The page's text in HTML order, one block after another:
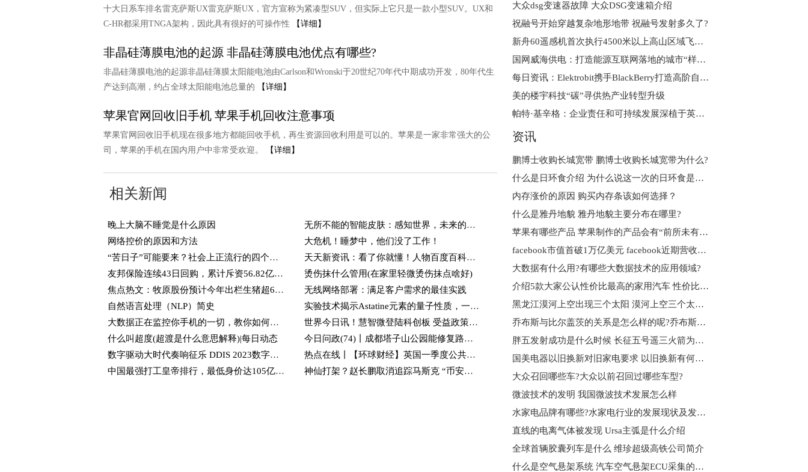
十大日系车排名雷克萨斯UX雷克萨斯UX，官方宣称为紧凑型SUV，但实际上它只是一款小型SUV。UX和
C-HR都采用TNGA架构，因此具有很好的可操作性
【详细】
非晶硅薄膜电池的起源 非晶硅薄膜电池优点有哪些?
非晶硅薄膜电池的起源非晶硅薄膜太阳能电池由Carlson和Wronski于20世纪70年代中期成功开发，80年代生
产达到高潮，约占全球太阳能电池总量的
【详细】
苹果官网回收旧手机 苹果手机回收注意事项
苹果官网回收旧手机现在很多地方都能回收手机，再生资源回收利用是可以的。苹果是一家非常强大的公
司，苹果的手机在国内用户中非常受欢迎。
【详细】
相关新闻
晚上大脑不睡觉是什么原因
无所不能的智能皮肤：感知世界，未来的触觉体验！
网络控价的原因和方法
大危机！睡梦中，他们没了工作！
“苦日子”可能要来？社会上正流行的四个征兆，你注意到了吗？
天天新资讯：看了你就懂！人物百度百科如何创建？五分钟教会你创建人物百科
友邦保险连续43日回购，累计斥资56.82亿港元
烫伤抹什么管用(在家里轻微烫伤抹点啥好)
焦点热文：牧原股份预计今年出栏生猪超6500万头
无线网络部署：满足客户需求的最佳实践
自然语言处理（NLP）简史
实验技术揭示Astatine元素的量子性质，一种人工合成的元素_全球速读
大数据正在监控你手机的一切，教你如何尽快把它关闭掉，保护隐私_每日播报
世界今日讯！慧智微登陆科创板 受益政策利好驶入发展“快车道”
什么叫超度(超渡是什么意思解释)|每日动态
今日问政(74)丨成都塔子山公园能修复路灯，并延后闭园时间吗？回应来了-天天实时
数字驱动大时代奏响征乐 DDIS 2023数字驱动创新峰会在京召开
热点在线丨【环球财经】英国一季度公共部门的工资上涨速度加快
中国最强打工皇帝排行，最低身价达105亿，让你颠覆了对打工认知 当前消息
神仙打架？赵长鹏取消追踪马斯克 “币安撤资推特”谣言满天飞-环球时快讯
大众dsg变速器故障 大众DSG变速箱介绍
祝融号开始穿越复杂地形地带 祝融号发射多久了?
新舟60遥感机首次执行4500米以上高山区域飞行实验任务-焦点播报
国网威海供电：打造能源互联网落地的城市“样板”_焦点讯息
每日资讯：Elektrobit携手BlackBerry打造高阶自动驾驶系统
美的楼宇科技“碳”寻供热产业转型升级
帕特·基辛格：企业责任和可持续发展深植于英特尔的DNA 环球观察
资讯
鹏博士收购长城宽带 鹏博士收购长城宽带为什么?
什么是日环食介绍 为什么说这一次的日环食是本世纪最美的呢?
内存涨价的原因 购买内存条该如何选择？
什么是雅丹地貌 雅丹地貌主要分布在哪里?
苹果有哪些产品 苹果制作的产品会有“前所未有的体验”为什么?
facebook市值首破1万亿美元 facebook近期营收状况如何?
大数据有什么用?有哪些大数据技术的应用领域?
介绍5款大家公认性价比最高的家用汽车 性价比高的车怎么选?
黑龙江漠河上空出现三个太阳 漠河上空三个太阳的成因分析
乔布斯与比尔盖茨的关系是怎么样的呢?乔布斯简介
胖五发射成功是什么时候 ​长征五号遥三火箭为什么叫胖五？
国美电器以旧换新对旧家电要求 以旧换新有何好处?
大众召回哪些车?大众以前召回过哪些车型?
微波技术的发明 我国微波技术发展怎么样
水家电品牌有哪些?水家电行业的发展现状及发展趋势是什么?
直线的电离气体被发现 Ursa主弧是什么介绍
全球首辆胶囊列车是什么 维珍超级高铁公司简介
什么是空气悬架系统​ 汽车空气悬架ECU采集的主要信号是什么?